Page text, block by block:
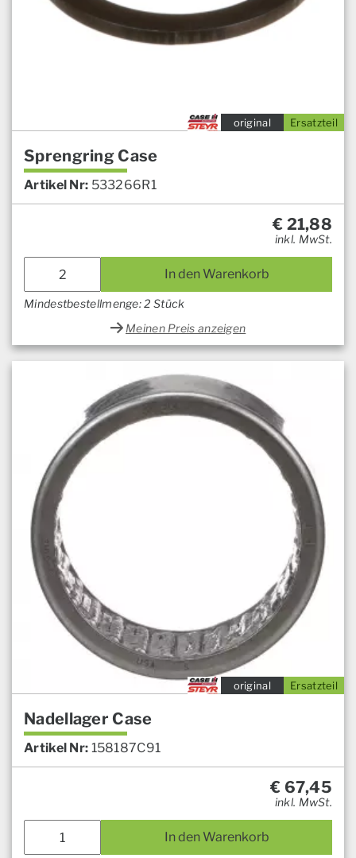
Ersatzteil
original
Sprengring Case
Artikel Nr: 533266R1
€ 21,88
inkl. MwSt.
In den Warenkorb
Mindestbestellmenge: 2 Stück
Meinen Preis anzeigen
Ersatzteil
original
Nadellager Case
Artikel Nr: 158187C91
€ 67,45
inkl. MwSt.
In den Warenkorb